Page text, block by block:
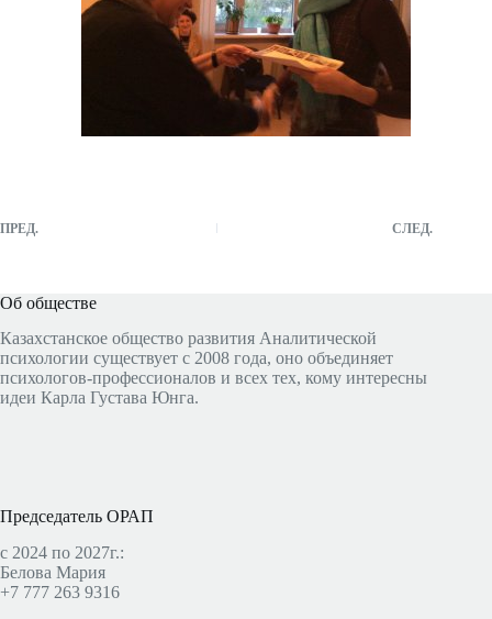
ПРЕД. СЛЕД.
Об обществе
Казахстанское общество развития Аналитической
психологии существует с 2008 года, оно объединяет
психологов-профессионалов и всех тех, кому интересны
идеи Карла Густава Юнга.
Председатель ОРАП
с 2024 по 2027г.:
Белова Мария
+7 777 263 9316